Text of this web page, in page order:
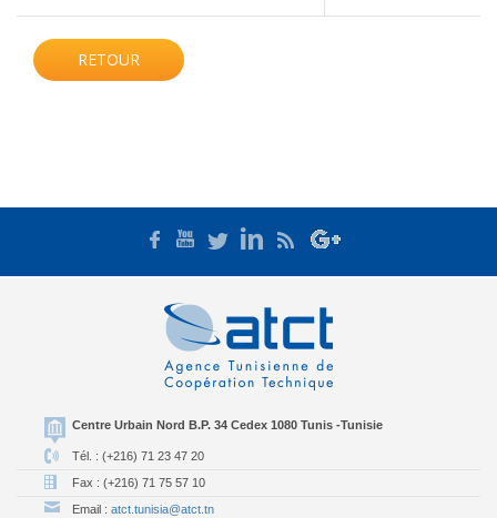
RETOUR
Centre Urbain Nord B.P. 34 Cedex 1080 Tunis -Tunisie
Tél. : (+216) 71 23 47 20
Fax : (+216) 71 75 57 10
Email : atct.tunisia@atct.tn